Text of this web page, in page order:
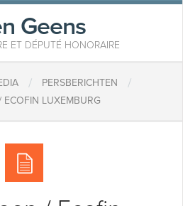
Geens
ET DÉPUTÉ HONORAIRE
/ PERSBERICHTEN /
ECOFIN LUXEMBURG